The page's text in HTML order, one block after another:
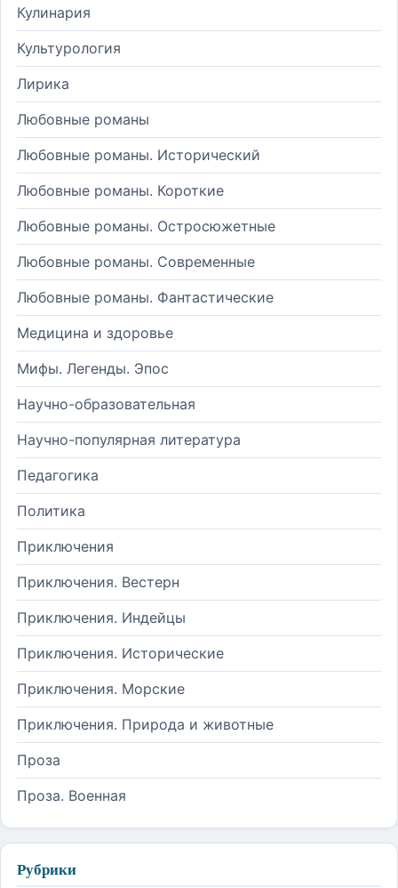
Кулинария
Культурология
Лирика
Любовные романы
Любовные романы. Исторический
Любовные романы. Короткие
Любовные романы. Остросюжетные
Любовные романы. Современные
Любовные романы. Фантастические
Медицина и здоровье
Мифы. Легенды. Эпос
Научно-образовательная
Научно-популярная литература
Педагогика
Политика
Приключения
Приключения. Вестерн
Приключения. Индейцы
Приключения. Исторические
Приключения. Морские
Приключения. Природа и животные
Проза
Проза. Военная
Рубрики